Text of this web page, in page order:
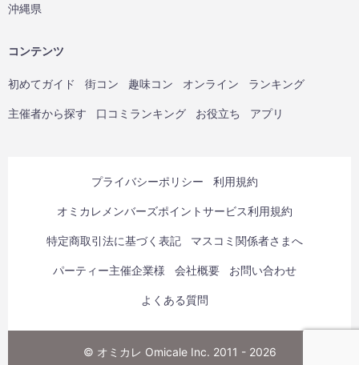
沖縄県
コンテンツ
初めてガイド 街コン 趣味コン オンライン ランキング
主催者から探す 口コミランキング お役立ち アプリ
プライバシーポリシー 利用規約
オミカレメンバーズポイントサービス利用規約
特定商取引法に基づく表記 マスコミ関係者さまへ
パーティー主催企業様 会社概要 お問い合わせ
よくある質問
© オミカレ Omicale Inc. 2011 - 2026